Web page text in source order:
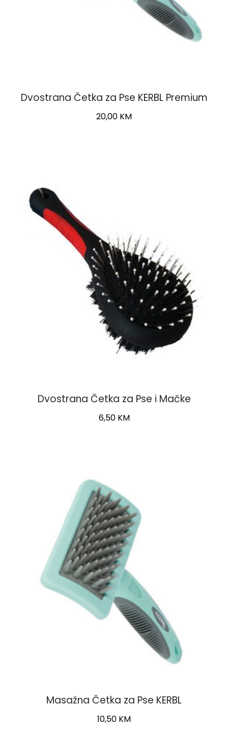
Dvostrana Četka za Pse KERBL Premium
20,00 KM
Dvostrana Četka za Pse i Mačke
6,50 KM
Masažna Četka za Pse KERBL
10,50 KM